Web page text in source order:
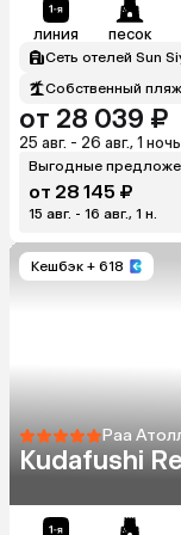
линия песок
Сеть отелей Sun
Собственный пляж
от 28 039 ₽
25 авг. - 26 авг., 1 ночь
Выгодные
от 28 145 ₽
15 авг. - 16 авг., 1 н.
Кешбэк + 618
Раа
Kudafushi